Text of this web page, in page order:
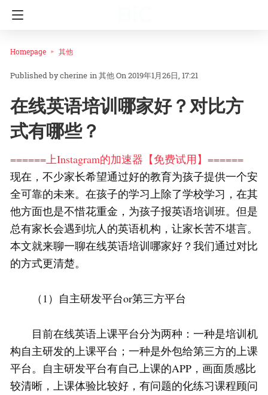
Homepage 其他
cherine in其他On 2019年1月26日, 17:21
在线英语培训哪家好？对比方
式有哪些？
======上Instagram的加速器【免费试用】======
现在，不少家长希望通过好的教育为孩子提供一个安
全可靠的未来。在孩子的学习上除了学校学习，在其
他方面也是不惜花重金，为孩子报英语培训班。但是
总有家长会遇到坑人的英语机构，让家长苦不堪言。
本文就来聊一聊在线英语培训哪家好？我们通过对比
的方式更清楚。
（1）自主研发平台or第三方平台
目前在线英语上课平台分为两种：一种是培训机
构自主研发的上课平台；一种是外包给第三方的上课
平台。自主研发平台有自己上课的APP，画面质感比
较清晰，上课体验比较好，有问题的化练习课程顾问